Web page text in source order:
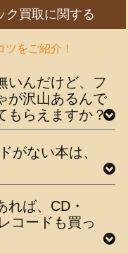
ク買取に関する
をご紹介！
いんだけど、フ
が沢山あるんで
もらえますか？
がない本は、
れば、CD・
コードも買っ